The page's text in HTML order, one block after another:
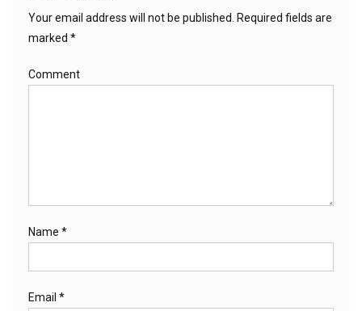
Your email address will not be published. Required fields are
marked *
Comment
Name *
Email *